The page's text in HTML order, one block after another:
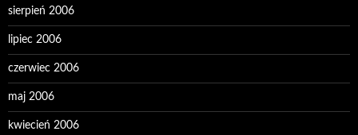
sierpień 2006
lipiec 2006
czerwiec 2006
maj 2006
kwiecień 2006